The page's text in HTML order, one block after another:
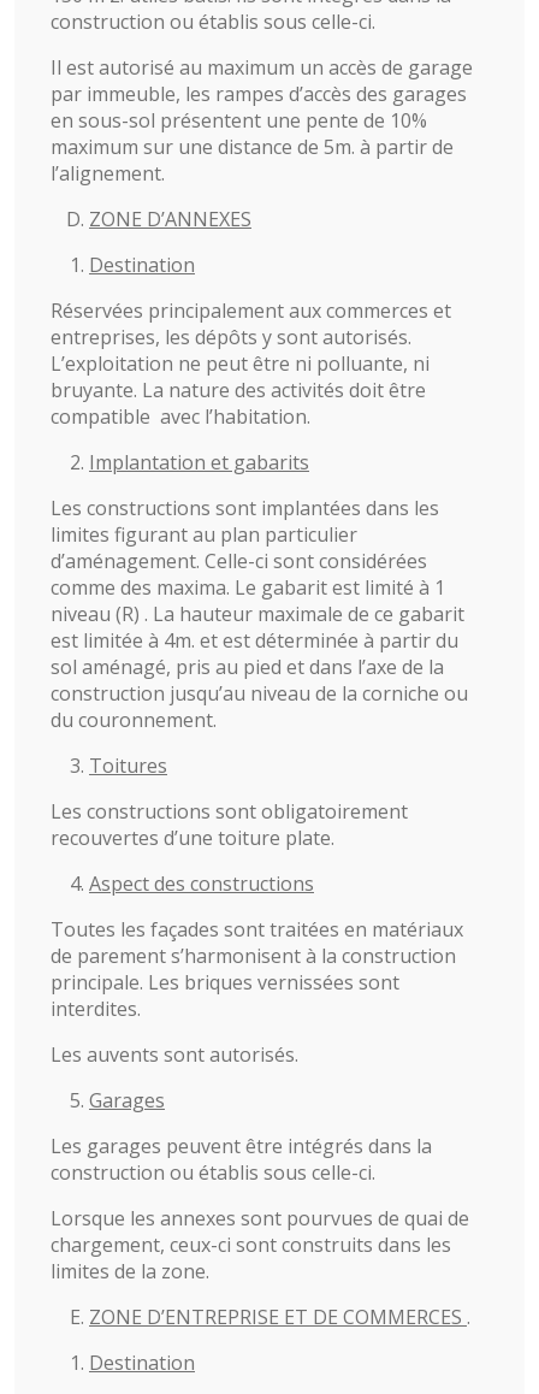
construction ou établis sous celle-ci.
Il est autorisé au maximum un accès de garage
par immeuble, les rampes d’accès des garages
en sous-sol présentent une pente de 10%
maximum sur une distance de 5m. à partir de
l’alignement.
ZONE D’ANNEXES
Destination
Réservées principalement aux commerces et
entreprises, les dépôts y sont autorisés.
L’exploitation ne peut être ni polluante, ni
bruyante. La nature des activités doit être
compatible avec l’habitation.
Implantation et gabarits
Les constructions sont implantées dans les
limites figurant au plan particulier
d’aménagement. Celle-ci sont considérées
comme des maxima. Le gabarit est limité à 1
niveau (R) . La hauteur maximale de ce gabarit
est limitée à 4m. et est déterminée à partir du
sol aménagé, pris au pied et dans l’axe de la
construction jusqu’au niveau de la corniche ou
du couronnement.
Toitures
Les constructions sont obligatoirement
recouvertes d’une toiture plate.
Aspect des constructions
Toutes les façades sont traitées en matériaux
de parement s’harmonisent à la construction
principale. Les briques vernissées sont
interdites.
Les auvents sont autorisés.
Garages
Les garages peuvent être intégrés dans la
construction ou établis sous celle-ci.
Lorsque les annexes sont pourvues de quai de
chargement, ceux-ci sont construits dans les
limites de la zone.
ZONE D’ENTREPRISE ET DE COMMERCES .
Destination